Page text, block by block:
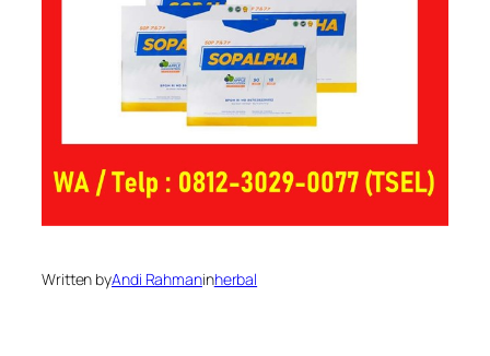
Written byAndi Rahmaninherbal